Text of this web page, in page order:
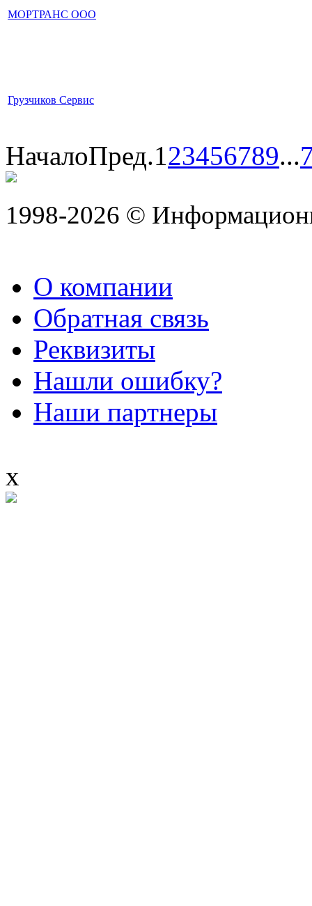
МОРТРАНС ООО
Грузчиков Сервис
НачалоПред.123456789...
1998-2026 ©
О компании
Обратная связь
Реквизиты
Нашли ошибку?
Наши партнеры
x